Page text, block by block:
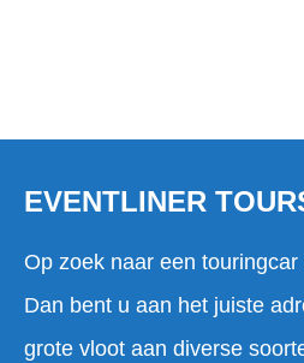
EVENTLINER
Op zoek naar een
Dan bent u aan het juiste
grote vloot aan diverse